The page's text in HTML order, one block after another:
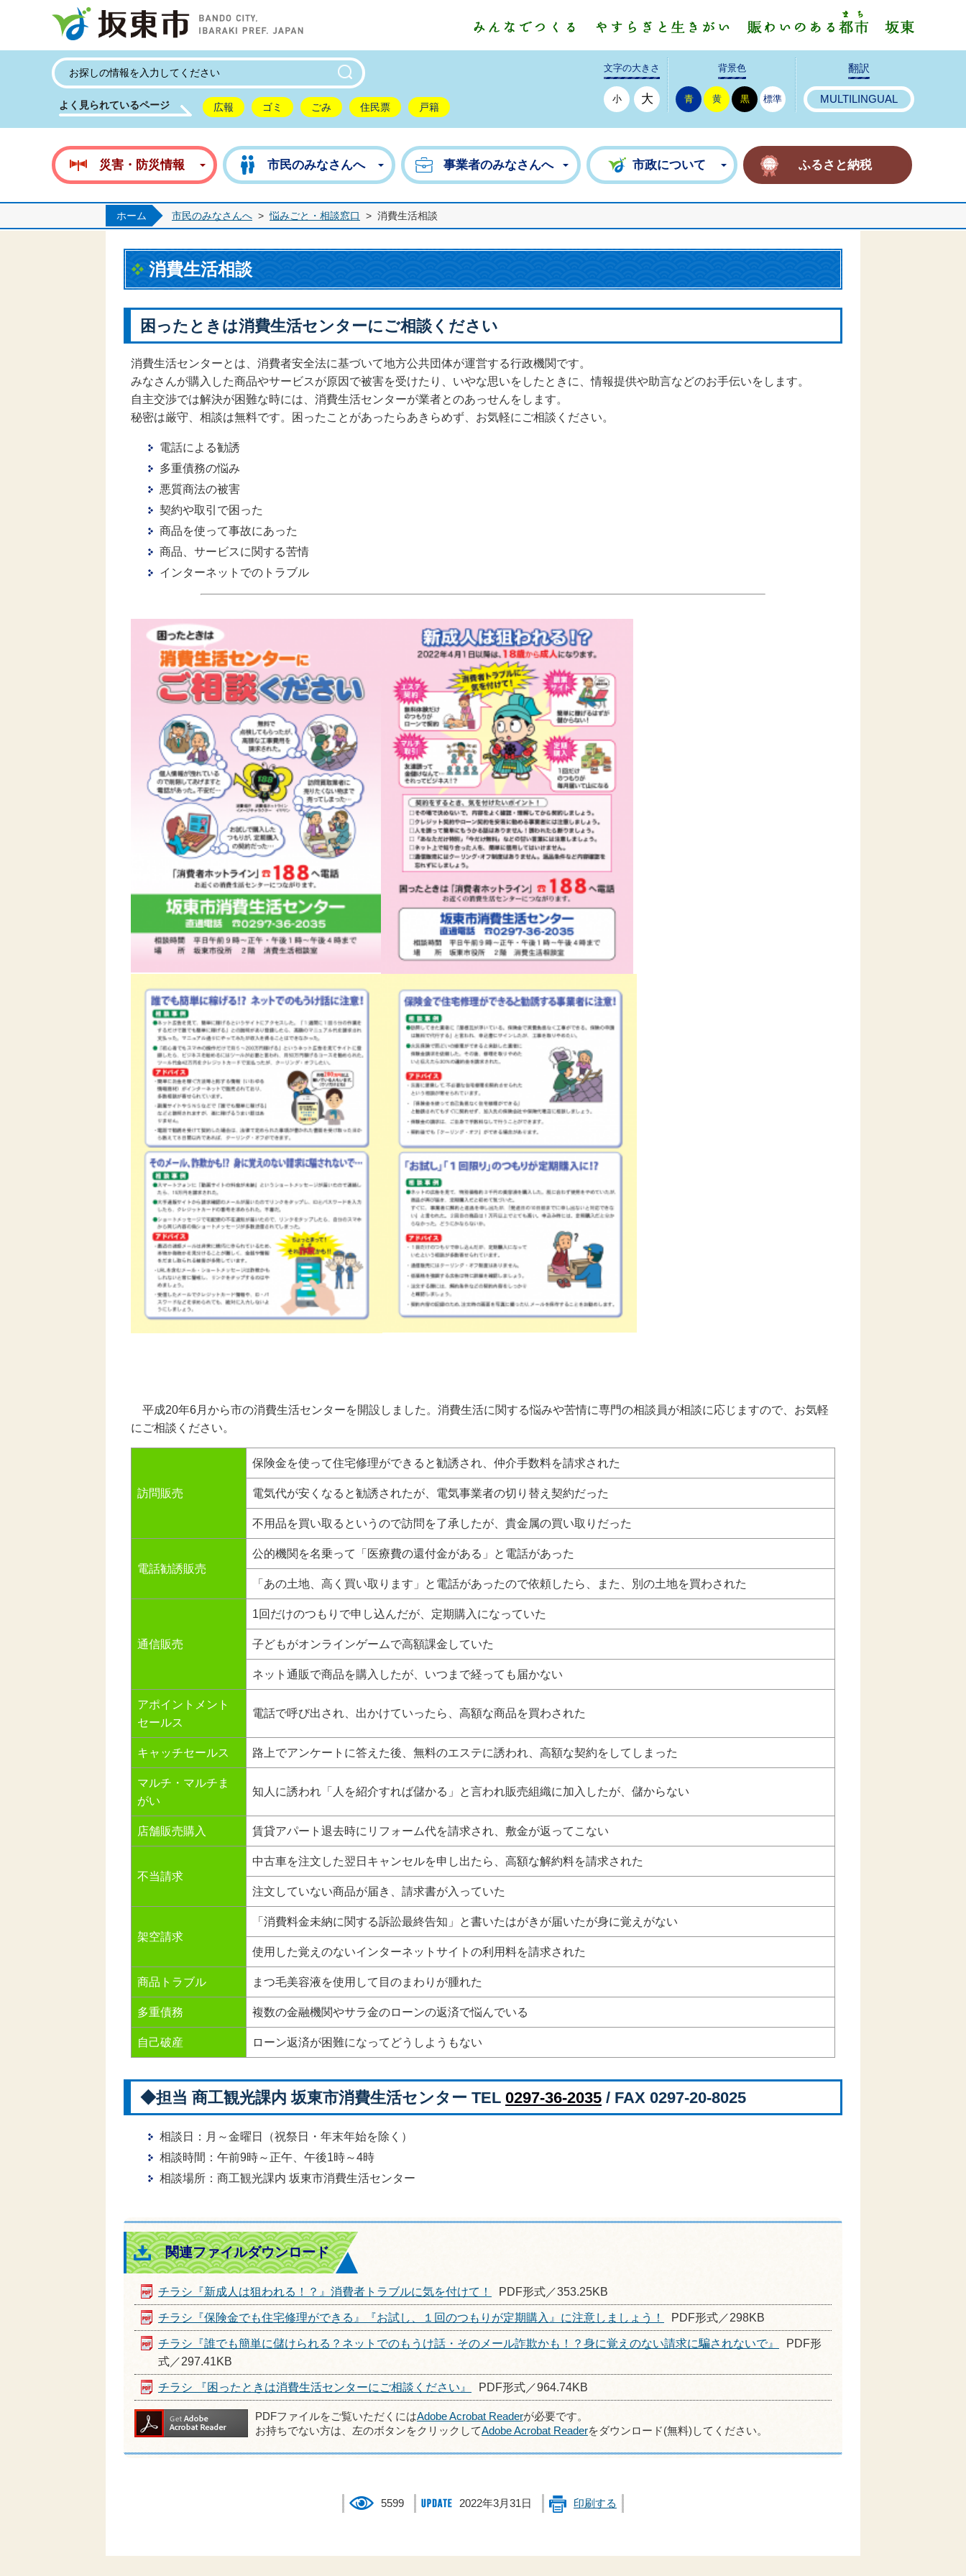
よく見られているページ 広報 ゴミ ごみ 住民票 戸籍
文字の大きさ
小 大
背景色
青 黄 黒 標準
翻訳
MULTILINGUAL
災害・防災情報 市民のみなさんへ 事業者のみなさんへ 市政について ふるさと納税
ホーム 市民のみなさんへ > 悩みごと・相談窓口 > 消費生活相談
消費生活相談
困ったときは消費生活センターにご相談ください
消費生活センターとは、消費者安全法に基づいて地方公共団体が運営する行政機関です。
みなさんが購入した商品やサービスが原因で被害を受けたり、いやな思いをしたときに、情報提供や助言などのお手伝いをします。
自主交渉では解決が困難な時には、消費生活センターが業者とのあっせんをします。
秘密は厳守、相談は無料です。困ったことがあったらあきらめず、お気軽にご相談ください。
電話による勧誘
多重債務の悩み
悪質商法の被害
契約や取引で困った
商品を使って事故にあった
商品、サービスに関する苦情
インターネットでのトラブル
平成20年6月から市の消費生活センターを開設しました。消費生活に関する悩みや苦情に専門の相談員が相談に応じますので、お気軽
にご相談ください。
訪問販売
保険金を使って住宅修理ができると勧誘され、仲介手数料を請求された
電気代が安くなると勧誘されたが、電気事業者の切り替え契約だった
不用品を買い取るというので訪問を了承したが、貴金属の買い取りだった
電話勧誘販売
公的機関を名乗って「医療費の還付金がある」と電話があった
「あの土地、高く買い取ります」と電話があったので依頼したら、また、別の土地を買わされた
通信販売
1回だけのつもりで申し込んだが、定期購入になっていた
子どもがオンラインゲームで高額課金していた
ネット通販で商品を購入したが、いつまで経っても届かない
アポイントメント
セールス
電話で呼び出され、出かけていったら、高額な商品を買わされた
キャッチセールス 路上でアンケートに答えた後、無料のエステに誘われ、高額な契約をしてしまった
マルチ・マルチま
がい
知人に誘われ「人を紹介すれば儲かる」と言われ販売組織に加入したが、儲からない
店舗販売購入 賃貸アパート退去時にリフォーム代を請求され、敷金が返ってこない
不当請求
中古車を注文した翌日キャンセルを申し出たら、高額な解約料を請求された
注文していない商品が届き、請求書が入っていた
架空請求
「消費料金未納に関する訴訟最終告知」と書いたはがきが届いたが身に覚えがない
使用した覚えのないインターネットサイトの利用料を請求された
商品トラブル まつ毛美容液を使用して目のまわりが腫れた
多重債務 複数の金融機関やサラ金のローンの返済で悩んでいる
自己破産 ローン返済が困難になってどうしようもない
◆担当 商工観光課内 坂東市消費生活センター TEL 0297-36-2035 / FAX 0297-20-8025
相談日：月～金曜日（祝祭日・年末年始を除く）
相談時間：午前9時～正午、午後1時～4時
相談場所：商工観光課内 坂東市消費生活センター
関連ファイルダウンロード
チラシ『新成人は狙われる！？』消費者トラブルに気を付けて！ PDF形式／353.25KB
チラシ『保険金でも住宅修理ができる』『お試し、１回のつもりが定期購入』に注意しましょう！ PDF形式／298KB
チラシ『誰でも簡単に儲けられる？ネットでのもうけ話・そのメール詐欺かも！？身に覚えのない請求に騙されないで』
PDF形
式／297.41KB
チラシ 『困ったときは消費生活センターにご相談ください』 PDF形式／964.74KB
PDFファイルをご覧いただくにはAdobe Acrobat Readerが必要です。
お持ちでない方は、左のボタンをクリックしてAdobe Acrobat Readerをダウンロード(無料)してください。
5599 2022年3月31日 印刷する